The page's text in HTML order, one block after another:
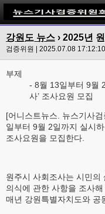
강원도 뉴스 › 2025년
검증위원 | 2025.07.08 17:12:10
부제
- 8월 13일부터 9월
사’ 조사요원 모집
[어니스트뉴스. 뉴스기사
일부터 9월 2일까지 실시
조사요원을 모집한다.
원주시 사회조사는 시민의
의식에 관한 사항을 조사
매년 강원특별자치도와 공